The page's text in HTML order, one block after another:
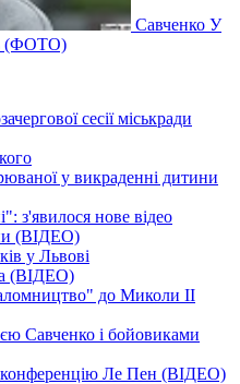
Савченко У
(ФОТО)
сесії міськради
у викраденні дитини
з'явилося нове відео
(ВІДЕО)
у Львові
(ВІДЕО)
до Миколи ІІ
Савченко і бойовиками
конференцію Ле Пен (ВІДЕО)